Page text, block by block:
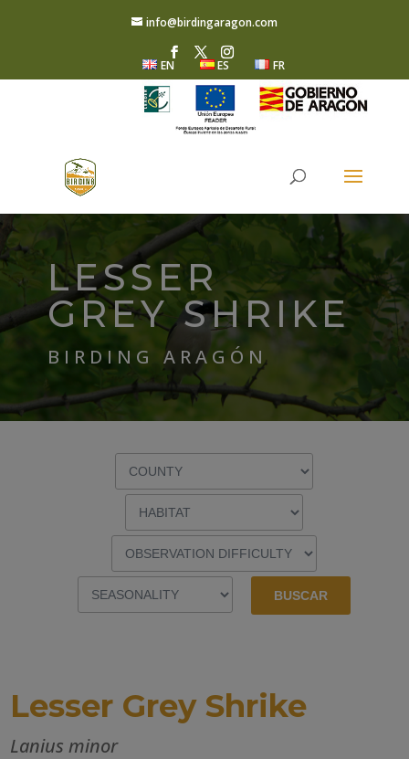
info@birdingaragon.com
EN ES FR
LESSER
GREY SHRIKE
BIRDING ARAGÓN
Lesser Grey Shrike
Lanius minor